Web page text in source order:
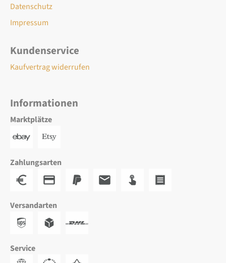
Datenschutz
Impressum
Kundenservice
Kaufvertrag widerrufen
Informationen
Marktplätze
Zahlungsarten
Versandarten
Service